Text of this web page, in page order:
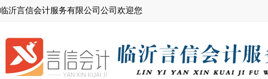
临沂言信会计服务有限公司公司欢迎您